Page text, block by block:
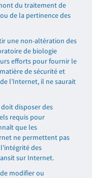
du traitement de
de la pertinence des
une non-altération des
de biologie
efforts pour fournir le
de sécurité et
l’Internet, il ne saurait
disposer des
requis pour
que les
ne permettent pas
des
sur Internet.
modifier ou